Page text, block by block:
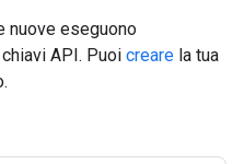
nuove eseguono
API. Puoi creare la tua